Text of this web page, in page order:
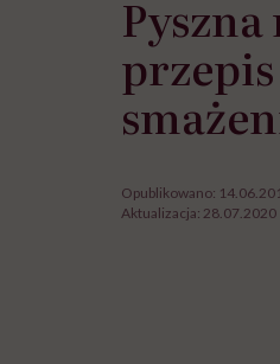
Opublikowano:
Aktualizacja: 28.07.2020